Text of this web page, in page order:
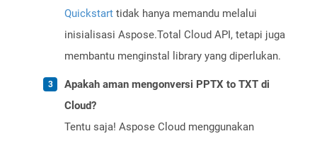
Quickstart tidak hanya memandu melalui
inisialisasi Aspose.Total Cloud API, tetapi juga
membantu menginstal library yang diperlukan.
Apakah aman mengonversi PPTX to TXT di
Cloud?
Tentu saja! Aspose Cloud menggunakan